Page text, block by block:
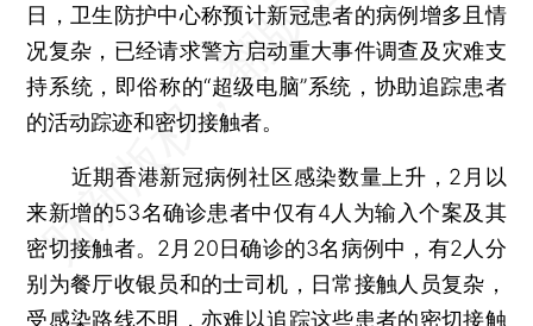
日，卫生防护中心称预计新冠患者的病例增多且情
况复杂，已经请求警方启动重大事件调查及灾难支
持系统，即俗称的“超级电脑”系统，协助追踪患者
的活动踪迹和密切接触者。
近期香港新冠病例社区感染数量上升，2月以
来新增的53名确诊患者中仅有4人为输入个案及其
密切接触者。2月20日确诊的3名病例中，有2人分
别为餐厅收银员和的士司机，日常接触人员复杂，
受感染路线不明，亦难以追踪这些患者的密切接触